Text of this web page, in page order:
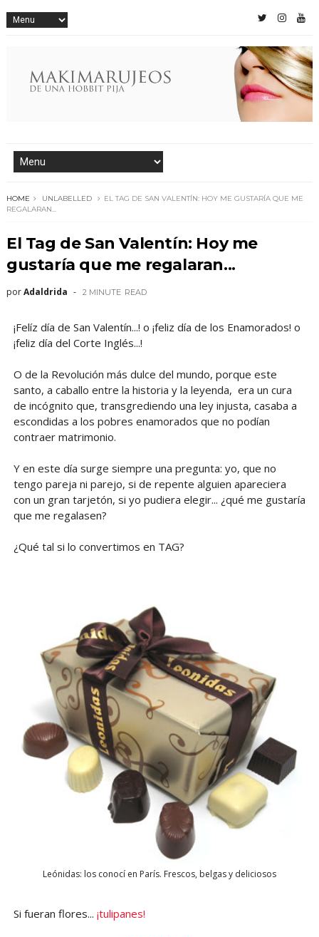
HOME UNLABELLED
EL TAG DE SAN VALENTÍN: HOY ME GUSTARÍA QUE ME
REGALARAN...
El Tag de San Valentín: Hoy me
gustaría que me regalaran...
porAdaldrida 2 MINUTE READ
¡Felíz día de San Valentín...! o ¡feliz día de los Enamorados! o
¡feliz día del Corte Inglés...!
O de la Revolución más dulce del mundo, porque este
santo, a caballo entre la historia y la leyenda, era un cura
de incógnito que, transgrediendo una ley injusta, casaba a
escondidas a los pobres enamorados que no podían
contraer matrimonio.
Y en este día surge siempre una pregunta: yo, que no
tengo pareja ni parejo, si de repente alguien apareciera
con un gran tarjetón, si yo pudiera elegir... ¿qué me gustaría
que me regalasen?
¿Qué tal si lo convertimos en TAG?
Leónidas: los conocí en París. Frescos, belgas y deliciosos
Si fueran flores... ¡tulipanes!